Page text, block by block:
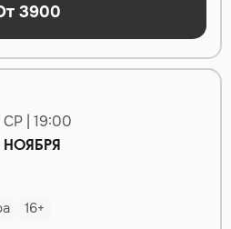
3900
СР | 19:00
НОЯБРЯ
16+